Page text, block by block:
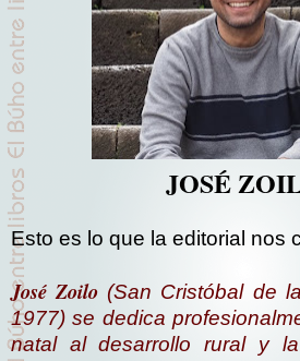
JOSÉ
Esto es lo que la editorial nos
José Zoilo (San Cristóbal de
1977) se dedica
natal al desarrollo rural y